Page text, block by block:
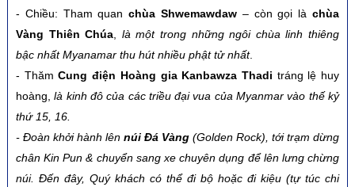
- Chiều: Tham quanchùa Shwemawdaw – còn gọi làchùa
Vàng Thiên Chúa
là một trong những ngôi chùa linh thiêng
bậc nhất Myanamar thu hút nhiều phật tử nhất.
- ThămCung điện Hoàng gia Kanbawza Thadi tráng lệ huy
hoàng,là kinh đô của các triều đại vua của Myanmar vào thế kỷ
thứ 15, 16.
- Đoàn khởi hành lên núi Đá Vàng (Golden Rock), tới trạm dừng
chân Kin Pun & chuyển sang xe chuyên dụng để lên lưng chừng
núi. Đến đây, Quý khách có thể đi bộ hoặc đi kiệu (tự túc chi